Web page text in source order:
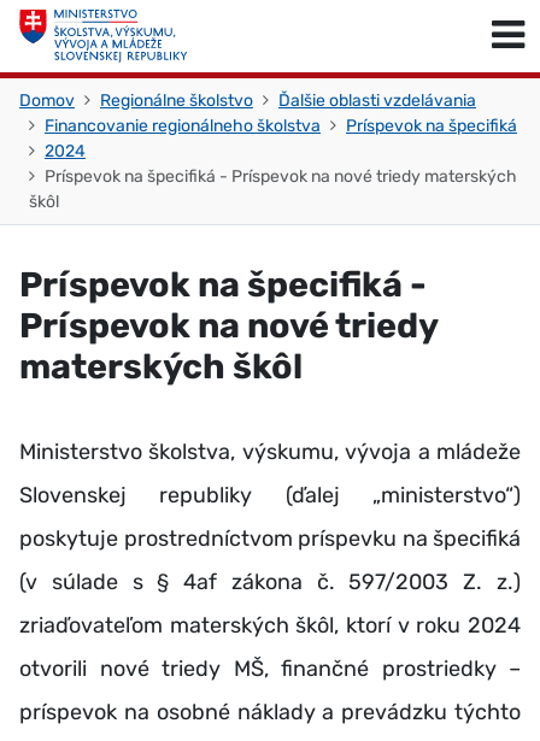
Skočiť na obsah
Domov Regionálne školstvo
Ďalšie oblasti vzdelávania
Financovanie regionálneho školstva
Príspevok na špecifiká
2024
Príspevok na špecifiká - Príspevok na nové triedy materských
škôl
Príspevok na špecifiká -
Príspevok na nové triedy
materských škôl
Ministerstvo školstva, výskumu, vývoja a mládeže
Slovenskej republiky (ďalej „ministerstvo“)
poskytuje prostredníctvom príspevku na špecifiká
(v súlade s § 4af zákona č. 597/2003 Z. z.)
zriaďovateľom materských škôl, ktorí v roku 2024
otvorili nové triedy MŠ, finančné prostriedky –
príspevok na osobné náklady a prevádzku týchto
Skočiť na začiatok stránky